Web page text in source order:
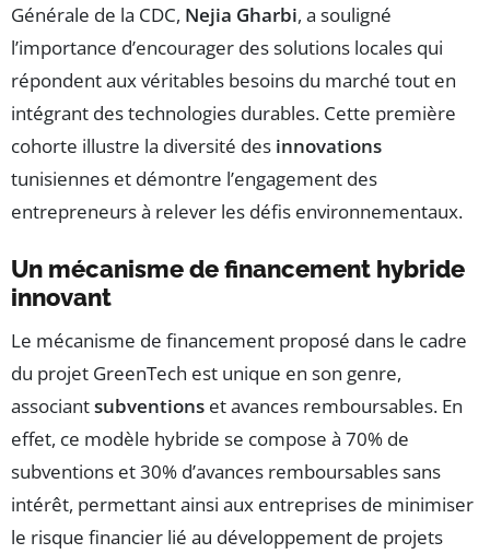
Générale de la CDC, Nejia Gharbi, a souligné
l’importance d’encourager des solutions locales qui
répondent aux véritables besoins du marché tout en
intégrant des technologies durables. Cette première
cohorte illustre la diversité des innovations
tunisiennes et démontre l’engagement des
entrepreneurs à relever les défis environnementaux.
Un mécanisme de financement hybride
innovant
Le mécanisme de financement proposé dans le cadre
du projet GreenTech est unique en son genre,
associantsubventions et avances remboursables. En
effet, ce modèle hybride se compose à 70% de
subventions et 30% d’avances remboursables sans
intérêt, permettant ainsi aux entreprises de minimiser
le risque financier lié au développement de projets